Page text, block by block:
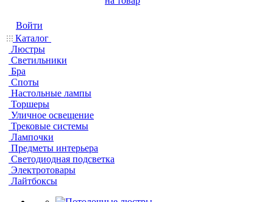
Войти
Каталог
Люстры
Светильники
Бра
Споты
Настольные лампы
Торшеры
Уличное освещение
Трековые системы
Лампочки
Предметы интерьера
Светодиодная подсветка
Электротовары
Лайтбоксы